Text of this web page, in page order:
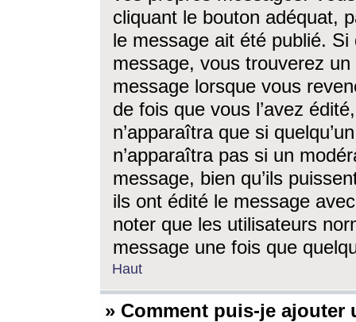
cliquant le bouton adéquat,
le message ait été publié. Si
message, vous trouverez
message lorsque vous
de fois que vous l’avez
n’apparaîtra que si
n’apparaîtra pas si un
message, bien qu’ils
ils ont édité le message
noter que les utilisateurs
message une fois que
Haut
» Comment puis-je ajouter